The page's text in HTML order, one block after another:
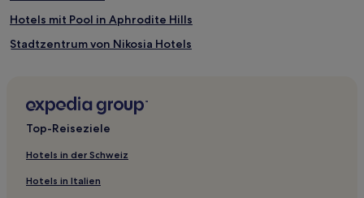
Hotels mit Pool in Aphrodite Hills
Stadtzentrum von Nikosia Hotels
Günstige in Polis
Hotels mit inbegriffenem Frühstück in Larnaka
Top-Reiseziele
Hotels in der Schweiz
Hotels in Italien